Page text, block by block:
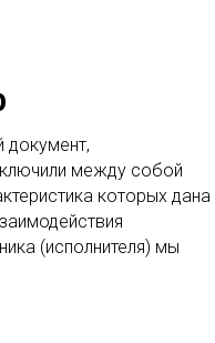
документ,
между собой
которых дана
(исполнителя) мы